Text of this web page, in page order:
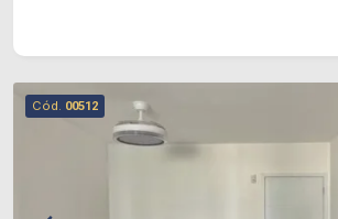
Aquarius, escolas e fácil acesso
vias do Vale. Vamos agendar uma
Cód. 00512